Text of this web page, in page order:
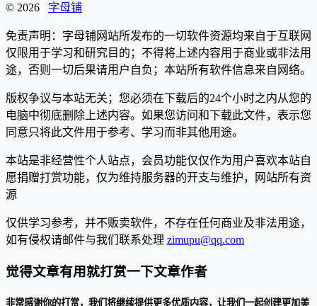
© 2026 字母铺
免责声明：字母铺网站所发布的一切软件资源均来自于互联网
仅限用于学习和研究目的；不得将上述内容用于商业或非法用
途，否则一切后果请用户自负；本站所有软件信息来自网络。
版权争议与本站无关；您必须在下载后的24个小时之内从您的
电脑中彻底删除上述内容。如果您访问和下载此文件，表示您
同意只将此文件用于参考、学习而非其他用途。
本站是非经营性个人站点，会员功能仅仅作为用户喜欢本站自
愿捐赠打赏功能，仅为维持服务器的开支与维护，网站所有资
源
仅供学习参考，并不贩卖软件，不存在任何商业及非法用途，
如有侵权请邮件与我们联系处理 zimupu@qq.com
觉得文章有用就打赏一下文章作者
非常感谢你的打赏，我们将继续提供更多优质内容，让我们一起创建更加美